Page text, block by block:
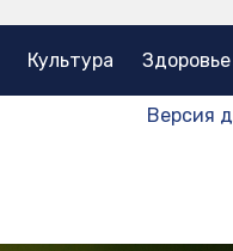
Культура Здоровье
Версия